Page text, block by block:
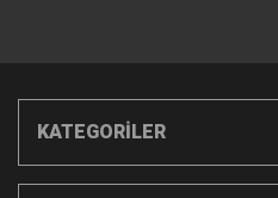
KATEGORİLER